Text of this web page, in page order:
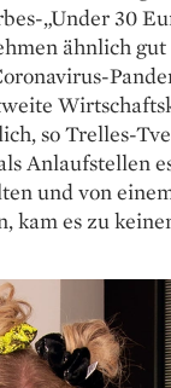
„Under 30
ähnlich gut
so Trelles-
Anlaufstellen
und von
kam es zu